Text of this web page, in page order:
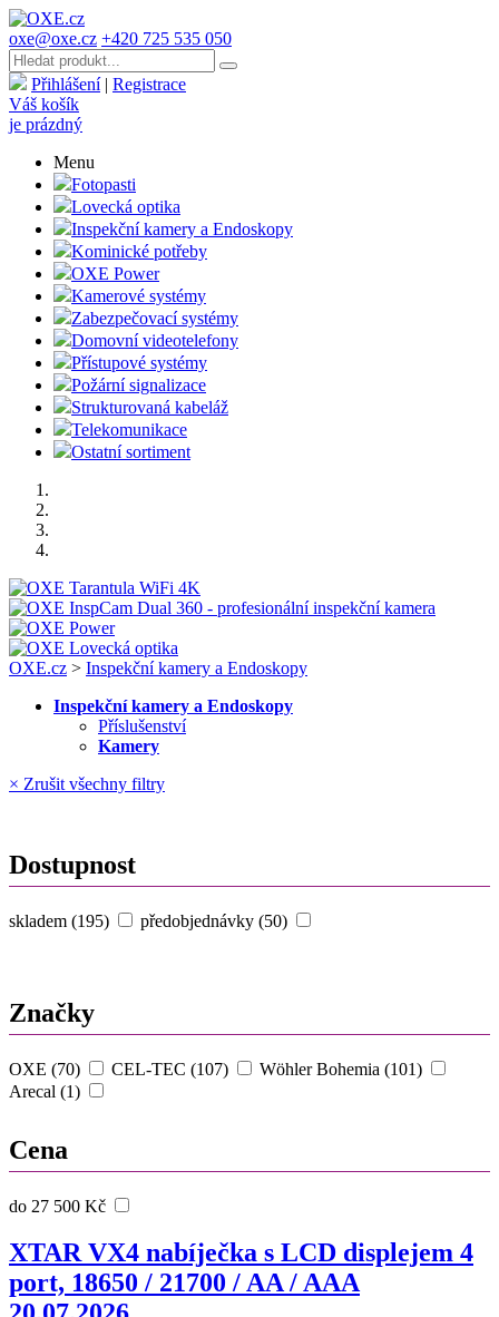
oxe@oxe.cz +420 725 535 050
Přihlášení| Registrace
Váš košík
je prázdný
Menu
Fotopasti
Lovecká optika
Inspekční kamery a Endoskopy
Kominické potřeby
OXE Power
Kamerové systémy
Zabezpečovací systémy
Domovní videotelefony
Přístupové systémy
Požární signalizace
Strukturovaná kabeláž
Telekomunikace
Ostatní sortiment
OXE.cz > Inspekční kamery a Endoskopy
Inspekční kamery a Endoskopy
Příslušenství
Kamery
× Zrušit všechny filtry
Dostupnost
skladem (195) předobjednávky (50)
Značky
OXE (70) CEL-TEC (107)
Wöhler Bohemia (101)
Arecal (1)
Cena
do 27 500 Kč
XTAR VX4 nabíječka s LCD displejem 4
port, 18650 / 21700 / AA / AAA